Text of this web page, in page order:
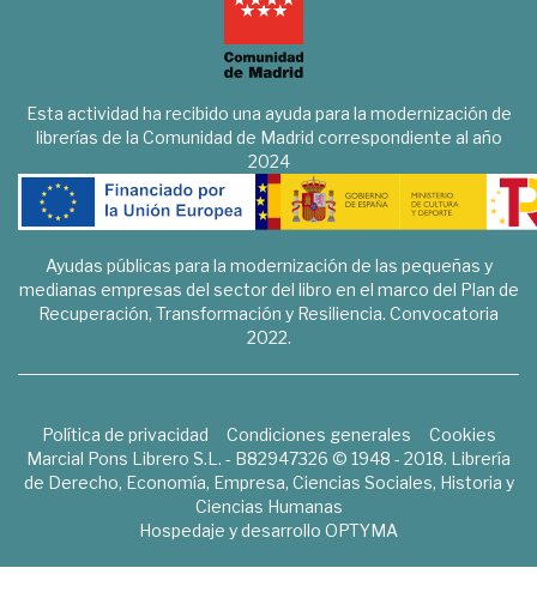
Esta actividad ha recibido una ayuda para la modernización de
librerías de la Comunidad de Madrid correspondiente al año
2024
Ayudas públicas para la modernización de las pequeñas y
medianas empresas del sector del libro en el marco del Plan de
Recuperación, Transformación y Resiliencia. Convocatoria
2022.
Política de privacidad Condiciones generales
Cookies
Marcial Pons Librero S.L. - B82947326 © 1948 - 2018. Librería
de Derecho, Economía, Empresa, Ciencias Sociales, Historia y
Ciencias Humanas
Hospedaje y desarrollo OPTYMA